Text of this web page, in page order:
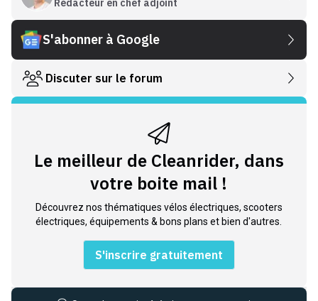
Rédacteur en chef adjoint
S'abonner à Google
Discuter sur le forum
Le meilleur de Cleanrider, dans
votre boite mail !
Découvrez nos thématiques vélos électriques, scooters
électriques, équipements & bons plans et bien d'autres.
S'inscrire gratuitement